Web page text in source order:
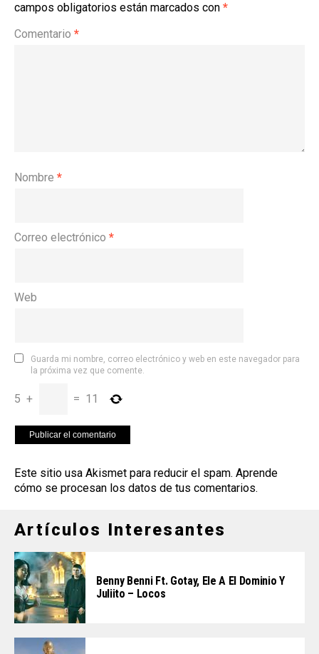
campos obligatorios están marcados con *
Comentario *
Nombre *
Correo electrónico *
Web
Guarda mi nombre, correo electrónico y web en este navegador para
la próxima vez que comente.
5 + = 11
Este sitio usa Akismet para reducir el spam. Aprende
cómo se procesan los datos de tus comentarios.
Artículos Interesantes
Benny Benni Ft. Gotay, Ele A El Dominio Y
Juliito – Locos